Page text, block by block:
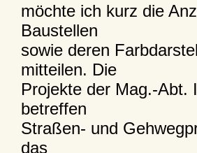
möchte ich kurz die
Baustellen
sowie deren
mitteilen. Die
Projekte der Mag.-Abt.
betreffen
Straßen- und
das